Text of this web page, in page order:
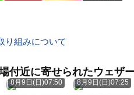
り組みについて
近に寄せられたウェザ
8月9日(日)07:50 8月9日(日)07:25